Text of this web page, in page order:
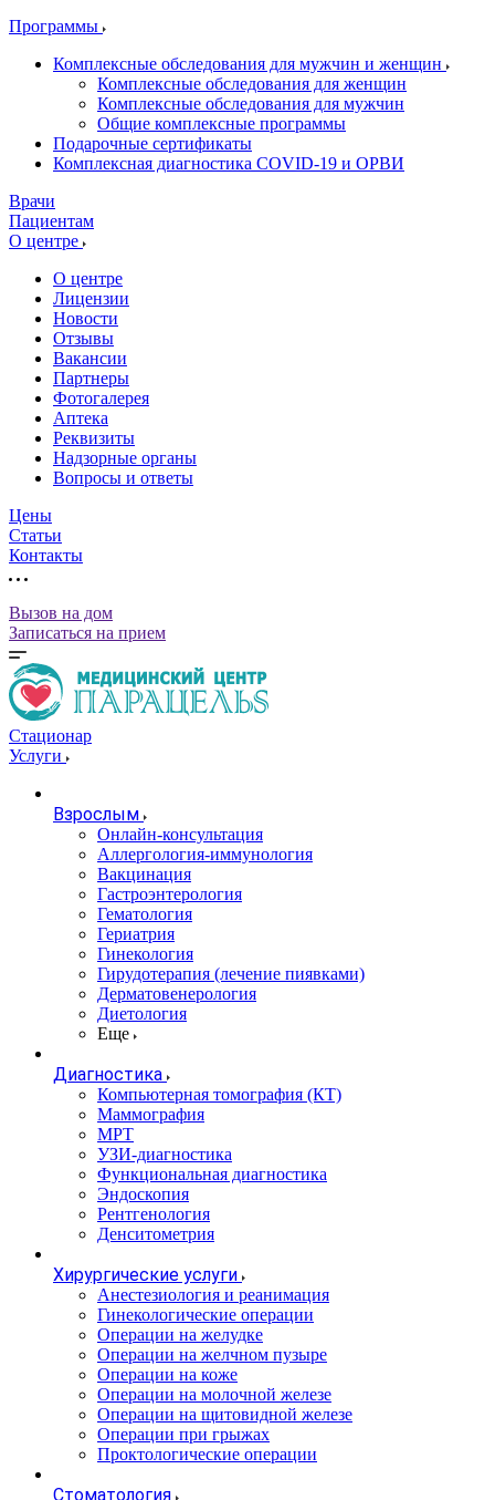
Программы
Комплексные обследования для мужчин и женщин
Комплексные обследования для женщин
Комплексные обследования для мужчин
Общие комплексные программы
Подарочные сертификаты
Комплексная диагностика COVID-19 и ОРВИ
Врачи
Пациентам
О центре
О центре
Лицензии
Новости
Отзывы
Вакансии
Партнеры
Фотогалерея
Аптека
Реквизиты
Надзорные органы
Вопросы и ответы
Цены
Статьи
Контакты
Вызов на дом
Записаться на прием
Стационар
Услуги
Взрослым
Онлайн-консультация
Аллергология-иммунология
Вакцинация
Гастроэнтерология
Гематология
Гериатрия
Гинекология
Гирудотерапия (лечение пиявками)
Дерматовенерология
Диетология
Еще
Диагностика
Компьютерная томография (КТ)
Маммография
МРТ
УЗИ-диагностика
Функциональная диагностика
Эндоскопия
Рентгенология
Денситометрия
Хирургические услуги
Анестезиология и реанимация
Гинекологические операции
Операции на желудке
Операции на желчном пузыре
Операции на коже
Операции на молочной железе
Операции на щитовидной железе
Операции при грыжах
Проктологические операции
Стоматология